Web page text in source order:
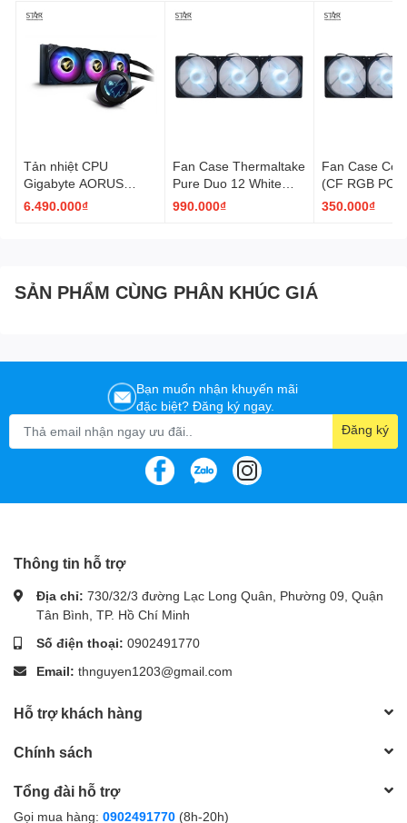
Tản nhiệt CPU
Gigabyte AORUS
WATERFORCE X 360
6.490.000₫
Fan Case Thermaltake
Pure Duo 12 White
ARGB (CL-F097-
990.000₫
Fan Case
(CF RGB PC
COOLERK)
350.000₫
SẢN PHẨM CÙNG PHÂN KHÚC GIÁ
Bạn muốn nhận khuyến mãi
đặc biệt? Đăng ký ngay.
Đăng ký
Thông tin hỗ trợ
Địa chỉ: 730/32/3 đường Lạc Long Quân, Phường 09, Quận
Tân Bình, TP. Hồ Chí Minh
Số điện thoại: 0902491770
Email: thnguyen1203@gmail.com
Hỗ trợ khách hàng
Chính sách
Tổng đài hỗ trợ
Gọi mua hàng: 0902491770 (8h-20h)